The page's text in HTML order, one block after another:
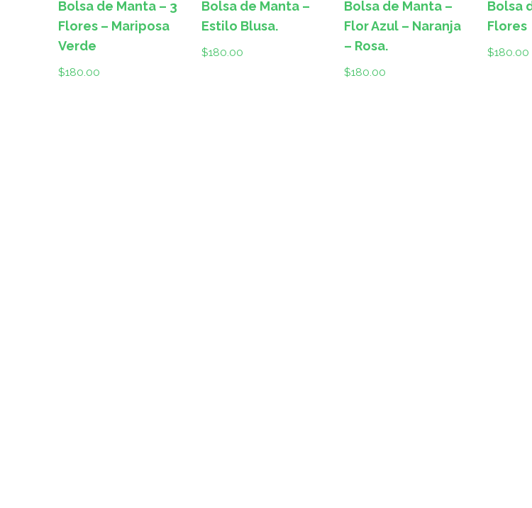
Bolsa de Manta – 3
Flores – Mariposa
Verde
$180.00
Bolsa de Manta –
Estilo Blusa.
$180.00
Bolsa de Manta –
Flor Azul – Naranja
– Rosa.
$180.00
Bolsa
Flores
$180.00